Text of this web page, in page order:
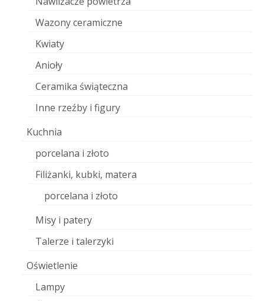
Wazony ceramiczne
Kwiaty
Anioły
Ceramika świąteczna
Inne rzeźby i figury
Kuchnia
porcelana i złoto
Filiżanki, kubki, matera
porcelana i złoto
Misy i patery
Talerze i talerzyki
Oświetlenie
Lampy